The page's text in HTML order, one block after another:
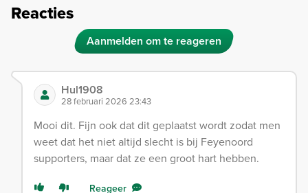
Reacties
Aanmelden om te reageren
Hul1908
28 februari 2026 23:43
Mooi dit. Fijn ook dat dit geplaatst wordt zodat men
weet dat het niet altijd slecht is bij Feyenoord
supporters, maar dat ze een groot hart hebben.
Reageer